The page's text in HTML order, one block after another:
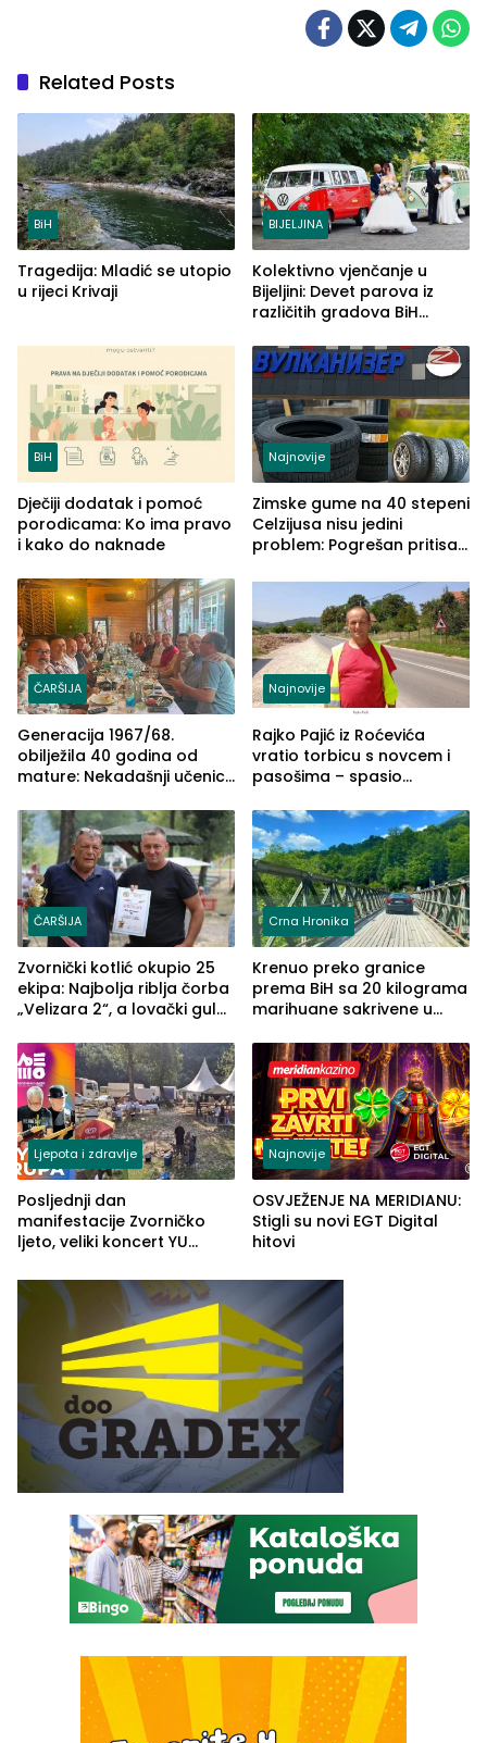
Related Posts
BiH
Tragedija: Mladić se utopio
u rijeci Krivaji
BIJELJINA
Kolektivno vjenčanje u
Bijeljini: Devet parova iz
različitih gradova BiH
BiH
Dječiji dodatak i pomoć
porodicama: Ko ima pravo
i kako do naknade
Najnovije
Zimske gume na 40 stepeni
Celzijusa nisu jedini
problem: Pogrešan pritisak
ČARŠIJA
Generacija 1967/68.
obilježila 40 godina od
mature: Nekadašnji učenici
(FOTO)
Najnovije
Rajko Pajić iz Roćevića
vratio torbicu s novcem i
pasošima – spasio
Grčkoj
ČARŠIJA
Zvornički kotlić okupio 25
ekipa: Najbolja riblja čorba
„Velizara 2“, a lovački gulaš
Crna Hronika
Krenuo preko granice
prema BiH sa 20 kilograma
marihuane sakrivene u
Ljepota i zdravlje
Posljednji dan
manifestacije Zvorničko
ljeto, veliki koncert YU
ove godine
Najnovije
OSVJEŽENJE NA MERIDIANU:
Stigli su novi EGT Digital
hitovi